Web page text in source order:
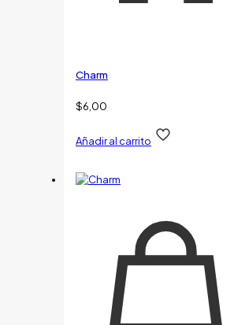
Charm
$6,00
Añadir al carrito